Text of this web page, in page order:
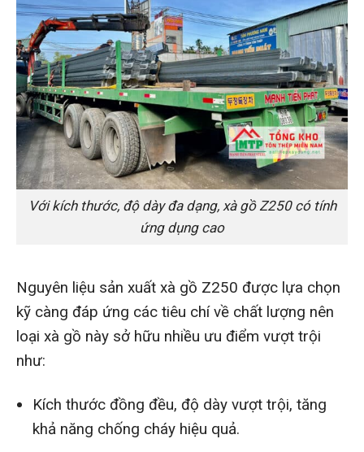
Với kích thước, độ dày đa dạng, xà gồ Z250 có tính
ứng dụng cao
Nguyên liệu sản xuất xà gồ Z250 được lựa chọn
kỹ càng đáp ứng các tiêu chí về chất lượng nên
loại xà gồ này sở hữu nhiều ưu điểm vượt trội
như:
Kích thước đồng đều, độ dày vượt trội, tăng
khả năng chống cháy hiệu quả.